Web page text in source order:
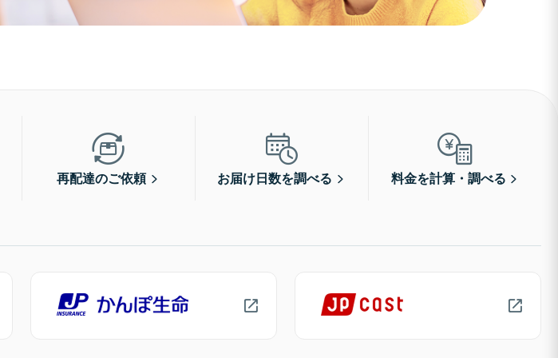
再配達のご依頼 お届け日数を調べる 料金を計算・調べる